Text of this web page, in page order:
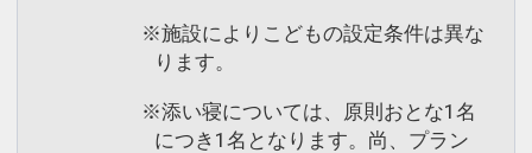
※施設によりこどもの設定条件は異な
ります。
※添い寝については、原則おとな1名
につき1名となります。尚、プラン